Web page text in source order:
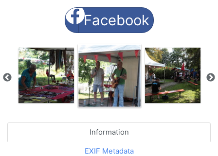
Facebook
Information
EXIF Metadata